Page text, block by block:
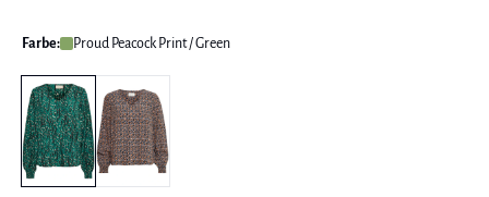
Farbe: Proud Peacock Print / Green